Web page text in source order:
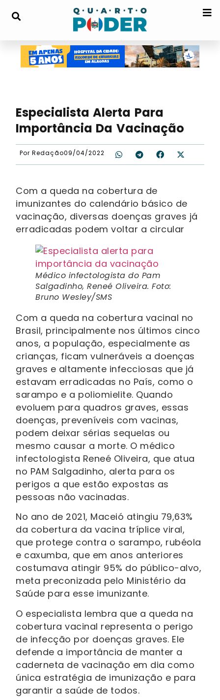
Especialista Alerta Para
Importância Da Vacinação
Por Redação09/04/2022
Com a queda na cobertura de
imunizantes do calendário básico de
vacinação, diversas doenças graves já
erradicadas podem voltar a circular
Médico infectologista do Pam
Salgadinho, Reneé Oliveira. Foto:
Bruno Wesley/SMS
Com a queda na cobertura vacinal no
Brasil, principalmente nos últimos cinco
anos, a população, especialmente as
crianças, ficam vulneráveis a doenças
graves e altamente infecciosas que já
estavam erradicadas no País, como o
sarampo e a poliomielite. Quando
evoluem para quadros graves, essas
doenças, preveníveis com vacinas,
podem deixar sérias sequelas ou
mesmo causar a morte. O médico
infectologista Reneé Oliveira, que atua
no PAM Salgadinho, alerta para os
perigos a que estão expostas as
pessoas não vacinadas.
No ano de 2021, Maceió atingiu 79,63%
da cobertura da vacina tríplice viral,
que protege contra o sarampo, rubéola
e caxumba, que em anos anteriores
costumava atingir 95% do público-alvo,
meta preconizada pelo Ministério da
Saúde para esse imunizante.
O especialista lembra que a queda na
cobertura vacinal representa o perigo
de infecção por doenças graves. Ele
defende a importância de manter a
caderneta de vacinação em dia como
única estratégia de imunização e para
garantir a saúde de todos.